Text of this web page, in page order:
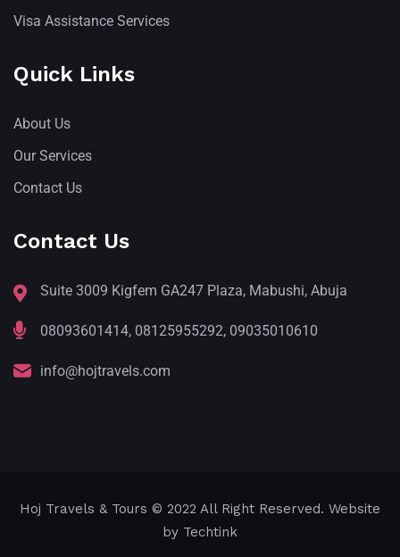
Visa Assistance Services
Quick Links
About Us
Our Services
Contact Us
Contact Us
Suite 3009 Kigfem GA247 Plaza, Mabushi, Abuja
08093601414, 08125955292, 09035010610
info@hojtravels.com
Hoj Travels & Tours © 2022 All Right Reserved. Website
by Techtink